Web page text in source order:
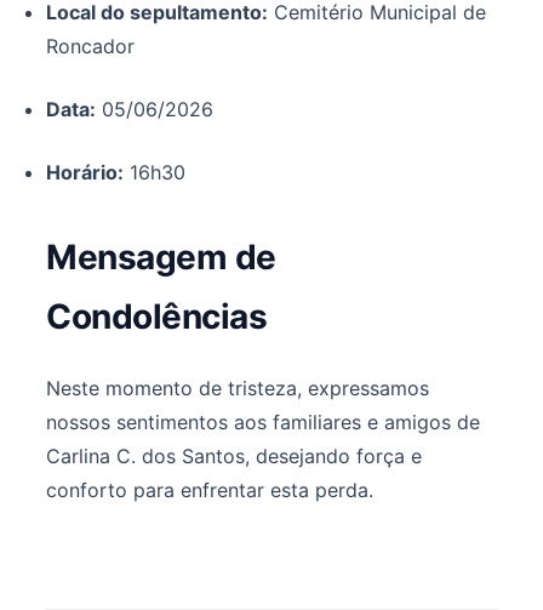
Local do sepultamento: Cemitério Municipal de
Roncador
Data: 05/06/2026
Horário: 16h30
Mensagem de
Condolências
Neste momento de tristeza, expressamos
nossos sentimentos aos familiares e amigos de
Carlina C. dos Santos, desejando força e
conforto para enfrentar esta perda.